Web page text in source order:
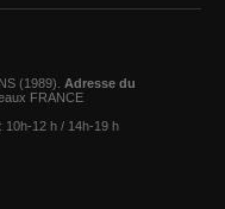
(1989). Adresse du
FRANCE
10h-12 h / 14h-19 h